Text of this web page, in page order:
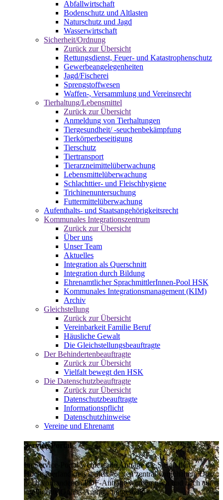
Abfallwirtschaft
Bodenschutz und Altlasten
Naturschutz und Jagd
Wasserwirtschaft
Sicherheit/Ordnung
Zurück zur Übersicht
Rettungsdienst, Feuer- und Katastrophenschutz
Gewerbeangelegenheiten
Jagd/Fischerei
Sprengstoffwesen
Waffen-, Versammlung und Vereinsrecht
Tierhaltung/Lebensmittel
Zurück zur Übersicht
Anmeldung von Tierhaltungen
Tiergesundheit/ -seuchenbekämpfung
Tierkörperbeseitigung
Tierschutz
Tiertransport
Tierarzneimittelüberwachung
Lebensmittelüberwachung
Schlachttier- und Fleischhygiene
Trichinenuntersuchung
Futtermittelüberwachung
Aufenthalts- und Staatsangehörigkeitsrecht
Kommunales Integrationszentrum
Zurück zur Übersicht
Über uns
Unser Team
Aktuelles
Integration als Querschnitt
Integration durch Bildung
Ehrenamtlicher SprachmittlerInnen-Pool HSK
Kommunales Integrationsmanagement (KIM)
Archiv
Gleichstellung
Zurück zur Übersicht
Vereinbarkeit Familie Beruf
Häusliche Gewalt
Die Gleichstellungsbeauftragte
Der Behindertenbeauftragte
Zurück zur Übersicht
Vielfalt bewegt den HSK
Die Datenschutzbeauftragte
Zurück zur Übersicht
Datenschutzbeauftragte
Informationspflicht
Datenschutzhinweise
Vereine und Ehrenamt
Service-Portal
Im Service-Portal werden alle Anträge die Sie an den
Hochsauerlandkreis stellen können zentral vorgehalten. Die
noch vorhandenen PDF-Anträge werden nach und nach auf
intelligente Online-Anträge umgestellt.